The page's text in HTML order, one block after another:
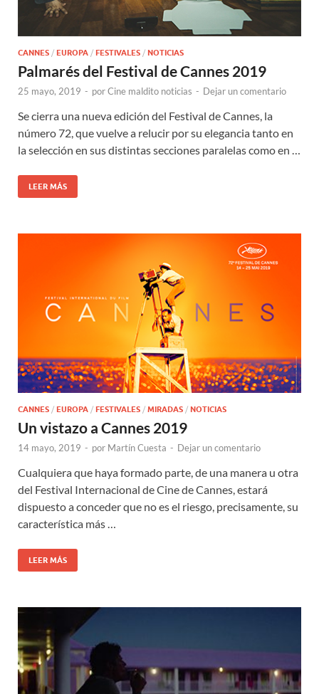
CANNES / EUROPA / FESTIVALES / NOTICIAS
Palmarés del Festival de Cannes 2019
25 mayo, 2019 - porCine maldito noticias - Dejar un comentario
Se cierra una nueva edición del Festival de Cannes, la
número 72, que vuelve a relucir por su elegancia tanto en
la selección en sus distintas secciones paralelas como en …
LEER MÁS
CANNES / EUROPA / FESTIVALES / MIRADAS / NOTICIAS
Un vistazo a Cannes 2019
14 mayo, 2019 - por Martín Cuesta - Dejar un comentario
Cualquiera que haya formado parte, de una manera u otra
del Festival Internacional de Cine de Cannes, estará
dispuesto a conceder que no es el riesgo, precisamente, su
característica más …
LEER MÁS